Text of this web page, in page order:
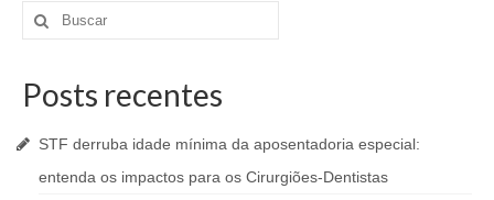
Buscar
por:
Posts recentes
STF derruba idade mínima da aposentadoria especial:
entenda os impactos para os Cirurgiões-Dentistas